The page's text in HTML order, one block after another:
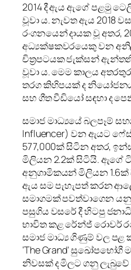
2014 දී ඇය ඇගේ පළමු
වූවා ය. නැවත ඇය 2018
රංගනයෙන් දායක වූ අතර,
අධ්‍යක්ෂකවරයෙකු වන
චිත්‍රපටයක ජැක්සන්
වූවා ය. මෙම කාලය
තරග කිහිපයක් ද
සහ ගීත වීඩියෝ සඳහා ද
සමාජ මාධ්‍යයේ බලපෑම්
Influencer) වන ඇයට
577,000ක් සිටින අතර,
මිලියන 2.2ක් සිටියි. ඇගේ
අනුගාමිකයන් මිලියන
ඇය සම පැහැපත් කරන
සමාගමක් පවත්වාගෙන
පසුගිය වසරේ දී හිටපු
භාවිත කළ රේන්ජ් රොවර්
සමාජ මාධ්‍ය ගිණුම් වල
‘The Grand’
නිවසක් ද මිලට ගනු